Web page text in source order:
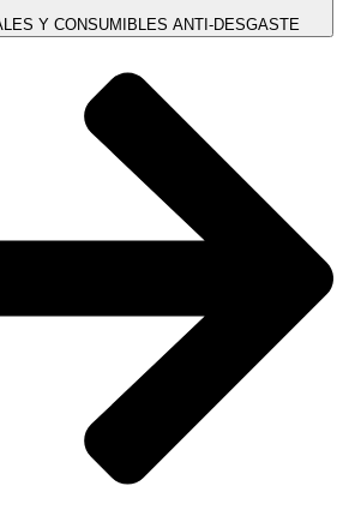
Y CONSUMIBLES ANTI-DESGASTE